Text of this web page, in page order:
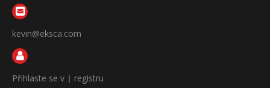
kevin@eksca.com
Přihlaste se v | registru